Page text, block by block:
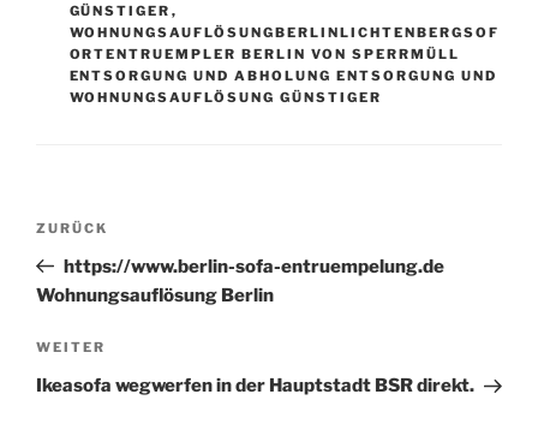
GÜNSTIGER ,
WOHNUNGSAUFLÖSUNGBERLINLICHTENBERGSOF
ORTENTRUEMPLER BERLIN VON SPERRMÜLL
ENTSORGUNG UND ABHOLUNG ENTSORGUNG UND
WOHNUNGSAUFLÖSUNG GÜNSTIGER
Beitragsnavigation
Vorheriger
Beitrag
ZURÜCK
https://www.berlin-sofa-entruempelung.de
Wohnungsauflösung Berlin
Nächster
Beitrag
WEITER
Ikeasofa wegwerfen in der Hauptstadt BSR direkt.